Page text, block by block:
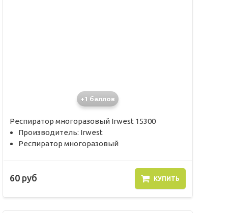
+1 баллов
Респиратор многоразовый Irwest 15300
Производитель: Irwest
Респиратор многоразовый
60 руб КУПИТЬ